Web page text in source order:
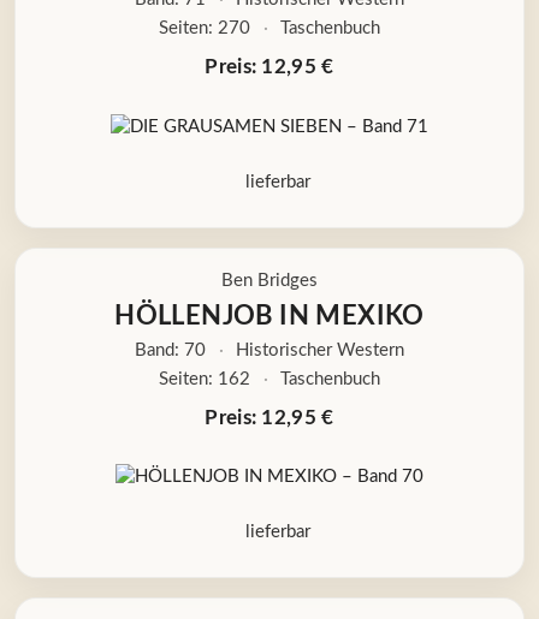
Seiten: 270
· Taschenbuch
Preis: 12,95 €
lieferbar
Ben Bridges
HÖLLENJOB IN MEXIKO
Band: 70 ·
Historischer Western
Seiten: 162
· Taschenbuch
Preis: 12,95 €
lieferbar